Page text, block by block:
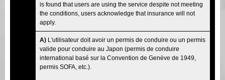
is found that users are using the service despite not meeting
the conditions, users acknowledge that insurance will not
apply.
A) L'utilisateur doit avoir un permis de conduire ou un permis
valide pour conduire au Japon (permis de conduire
international basé sur la Convention de Genève de 1949,
permis SOFA, etc.).